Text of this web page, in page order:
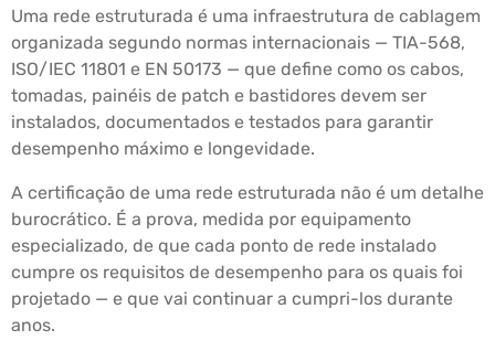
Uma rede estruturada é uma infraestrutura de cablagem
organizada segundo normas internacionais — TIA-568,
ISO/IEC 11801 e EN 50173 — que define como os cabos,
tomadas, painéis de patch e bastidores devem ser
instalados, documentados e testados para garantir
desempenho máximo e longevidade.
A certificação de uma rede estruturada não é um detalhe
burocrático. É a prova, medida por equipamento
especializado, de que cada ponto de rede instalado
cumpre os requisitos de desempenho para os quais foi
projetado — e que vai continuar a cumpri-los durante
anos.